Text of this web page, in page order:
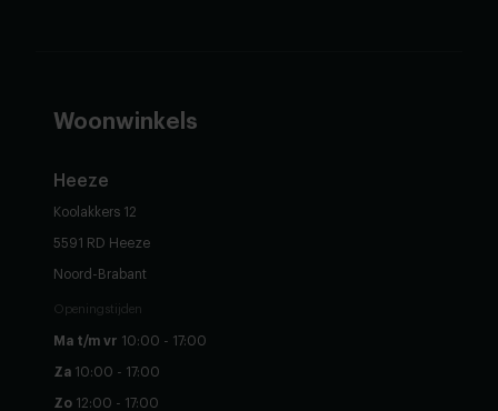
Woonwinkels
Heeze
Koolakkers 12
5591 RD Heeze
Noord-Brabant
Openingstijden
Ma t/m vr 10:00 - 17:00
Za 10:00 - 17:00
Zo 12:00 - 17:00